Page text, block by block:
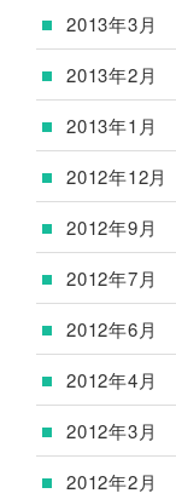
2013年3月
2013年2月
2013年1月
2012年12月
2012年9月
2012年7月
2012年6月
2012年4月
2012年3月
2012年2月